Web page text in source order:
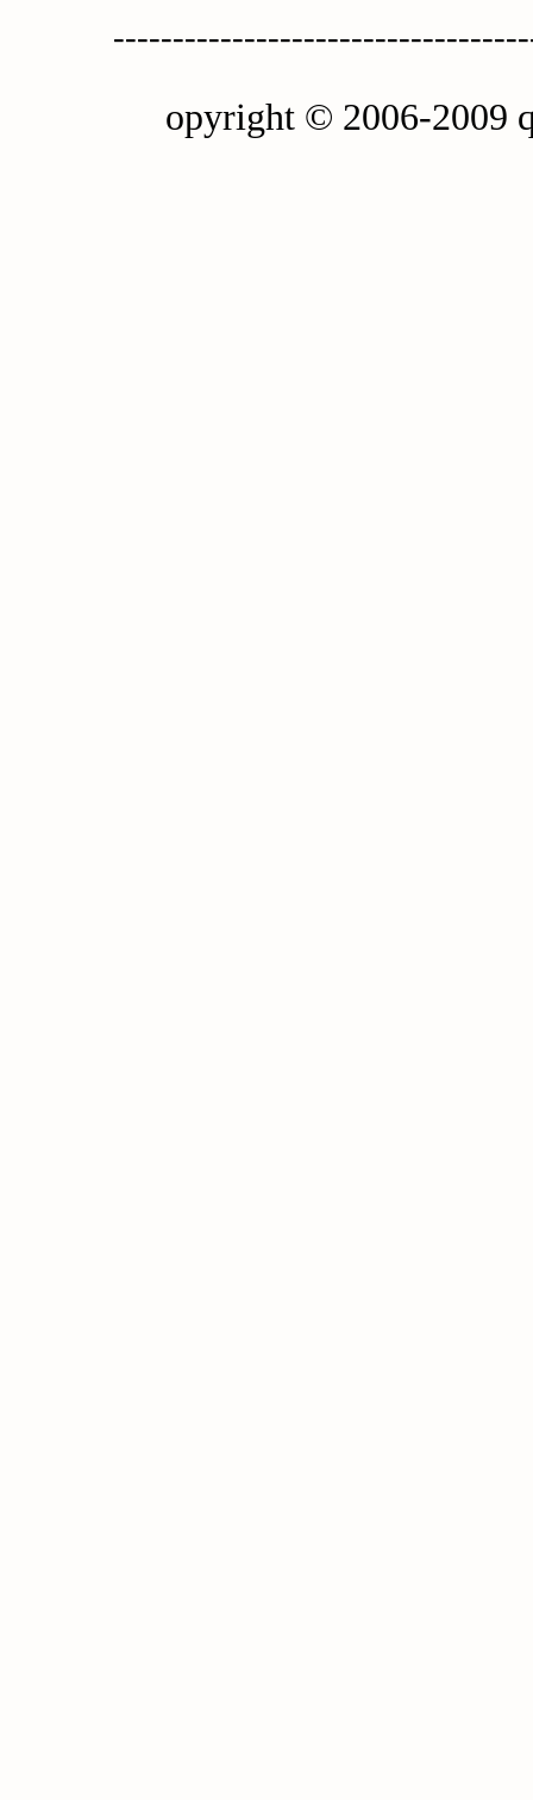
opyright © 2006-2009